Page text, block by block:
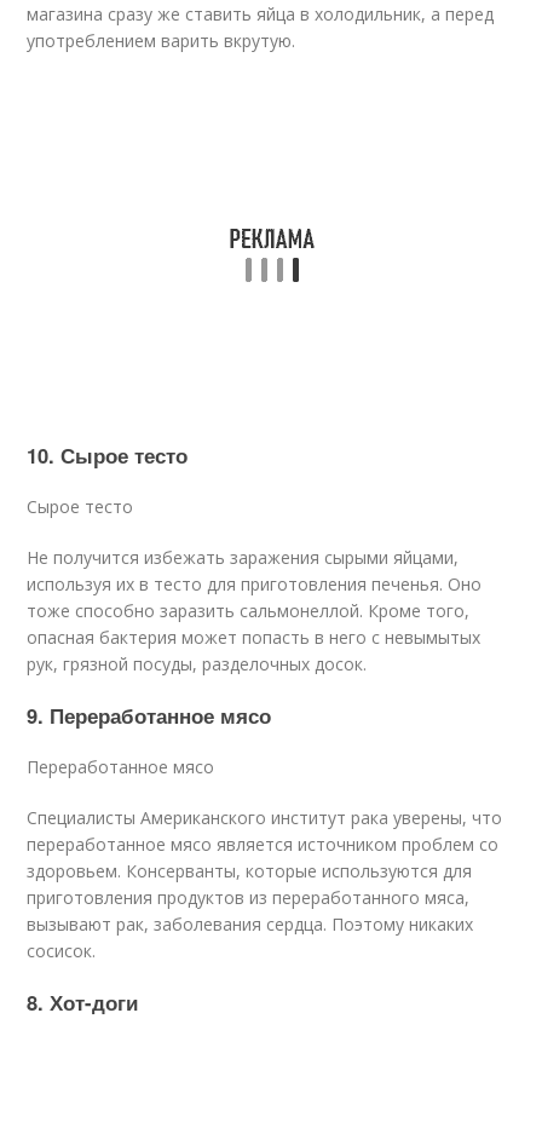
магазина сразу же ставить яйца в холодильник, а перед
употреблением варить вкрутую.
10. Сырое тесто
Сырое тесто
Не получится избежать заражения сырыми яйцами,
используя их в тесто для приготовления печенья. Оно
тоже способно заразить сальмонеллой. Кроме того,
опасная бактерия может попасть в него с невымытых
рук, грязной посуды, разделочных досок.
9. Переработанное мясо
Переработанное мясо
Специалисты Американского институт рака уверены, что
переработанное мясо является источником проблем со
здоровьем. Консерванты, которые используются для
приготовления продуктов из переработанного мяса,
вызывают рак, заболевания сердца. Поэтому никаких
сосисок.
8. Хот-доги